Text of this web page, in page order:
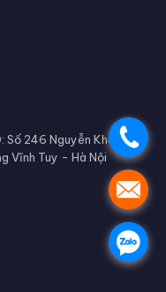
.
.
.
Số 246 Nguyễn Khoái -
Vĩnh Tuy - Hà Nội